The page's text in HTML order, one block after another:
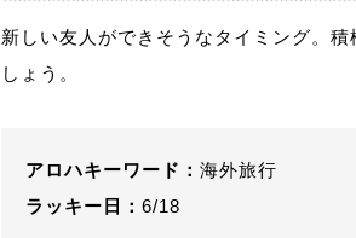
新しい友人ができそうなタイミング。
しょう。
アロハキーワード： 海外旅行
ラッキー日： 6/18